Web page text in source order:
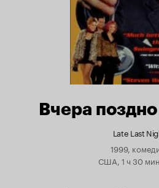
Вчера
Late Last
1999,
США, 1 ч 30